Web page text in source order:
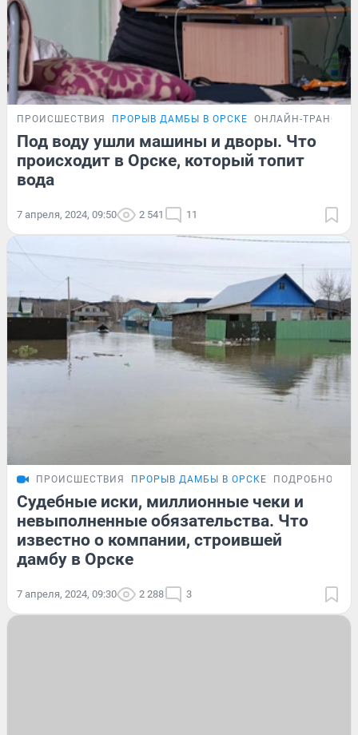
ПРОИСШЕСТВИЯ ПРОРЫВ ДАМБЫ В ОРСКЕ ОНЛАЙН-
Под воду ушли машины и дворы. Что
происходит в Орске, который топит
вода
7 апреля, 2024, 09:50 2 541 11
ПРОИСШЕСТВИЯ ПРОРЫВ ДАМБЫ В ОРСКЕ ПОДРОБНОСТИ
Судебные иски, миллионные чеки и
невыполненные обязательства. Что
известно о компании, строившей
дамбу в Орске
7 апреля, 2024, 09:30 2 288 3